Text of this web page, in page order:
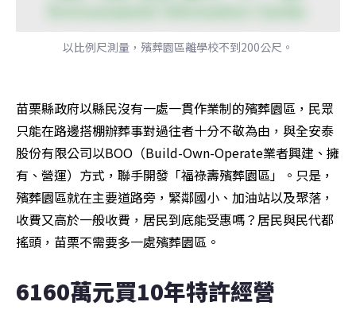
以比例尺測量，殯葬園區離學校不到200公尺。
苗栗縣政府以縣民沒有一處一貫作業制的殯葬園區，民眾
只能在路邊搭棚辦葬事對過往者十分不敬為由，與全安泰
股份有限公司以BOO（Build-Own-Operate業者興建、擁
有、營運）方式，聯手開發「福祿壽殯葬園區」。只是，
殯葬園區就在主要道路旁，緊鄰國小、加油站以及聚落，
收費又高於一般收費，居民到底能受惠嗎？居民與民代都
搖頭，苗栗不需要多一處殯葬園區。
6160萬元買10年特許經營